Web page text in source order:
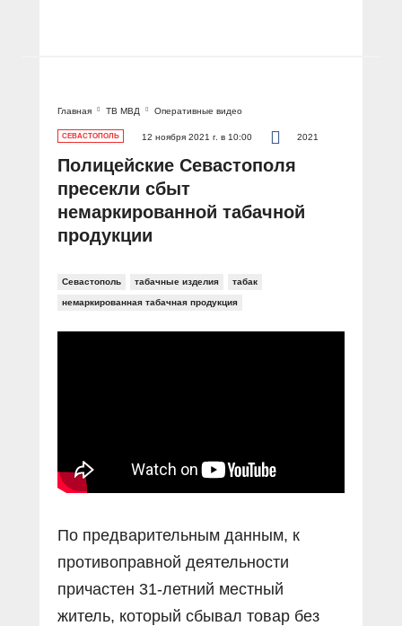
Главная ТВ МВД Оперативные видео
СЕВАСТОПОЛЬ 12 ноября 2021 г. в 10:00 2021
Полицейские Севастополя
пресекли сбыт
немаркированной табачной
продукции
Севастополь табачные изделия табак
немаркированная табачная продукция
По предварительным данным, к
противоправной деятельности
причастен 31-летний местный
житель, который сбывал товар без